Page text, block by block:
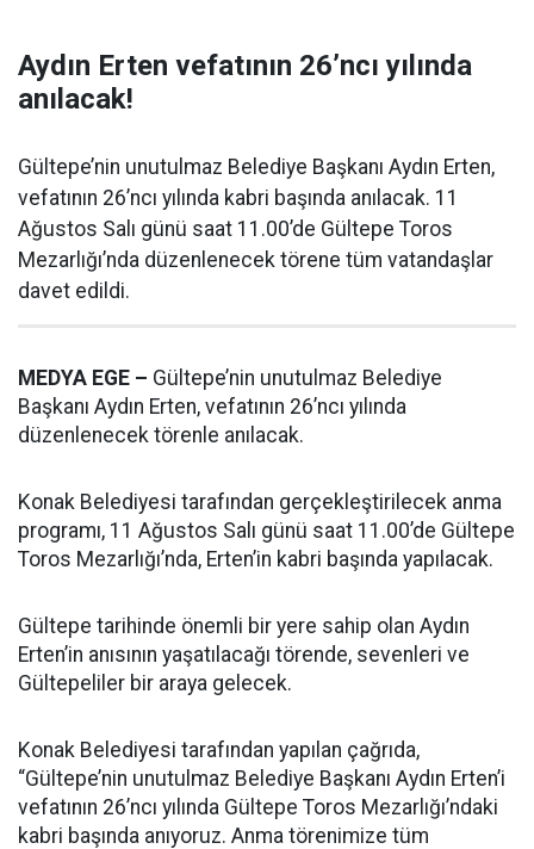
Aydın Erten vefatının 26’ncı yılında
anılacak!
Gültepe’nin unutulmaz Belediye Başkanı Aydın Erten,
vefatının 26’ncı yılında kabri başında anılacak. 11
Ağustos Salı günü saat 11.00’de Gültepe Toros
Mezarlığı’nda düzenlenecek törene tüm vatandaşlar
davet edildi.
MEDYA EGE – Gültepe’nin unutulmaz Belediye
Başkanı Aydın Erten, vefatının 26’ncı yılında
düzenlenecek törenle anılacak.
Konak Belediyesi tarafından gerçekleştirilecek anma
programı, 11 Ağustos Salı günü saat 11.00’de Gültepe
Toros Mezarlığı’nda, Erten’in kabri başında yapılacak.
Gültepe tarihinde önemli bir yere sahip olan Aydın
Erten’in anısının yaşatılacağı törende, sevenleri ve
Gültepeliler bir araya gelecek.
Konak Belediyesi tarafından yapılan çağrıda,
“Gültepe’nin unutulmaz Belediye Başkanı Aydın Erten’i
vefatının 26’ncı yılında Gültepe Toros Mezarlığı’ndaki
kabri başında anıyoruz. Anma törenimize tüm